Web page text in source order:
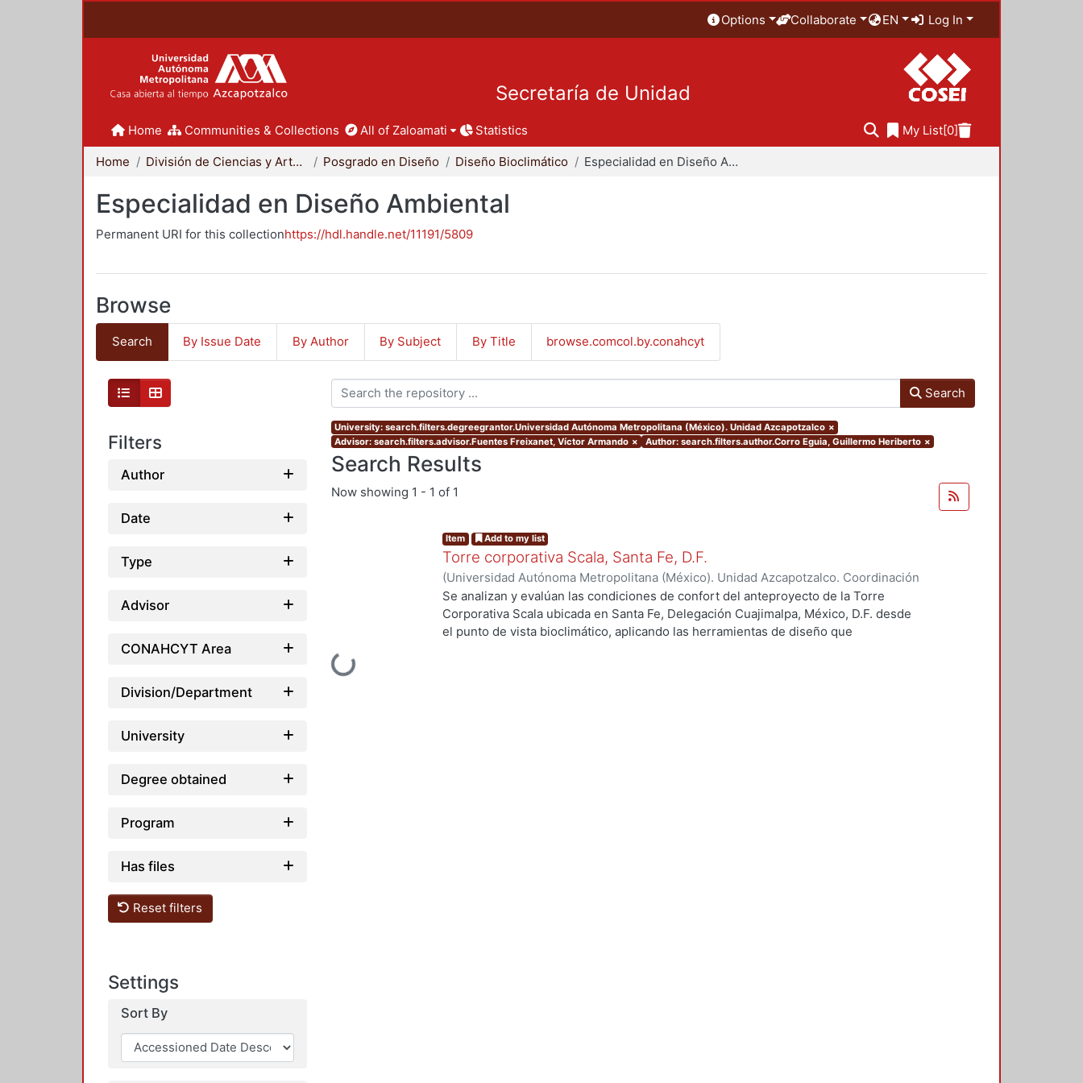
Options Collaborate EN Log In
Secretaría de Unidad
Home Communities & Collections All of Zaloamati Statistics My List[0]
Home División de Ciencias y Artes para el Diseño Posgrado en Diseño Diseño Bioclimático Especialidad en Diseño Ambiental
Especialidad en Diseño Ambiental
Permanent URI for this collectionhttps://hdl.handle.net/11191/5809
Browse
Search By Issue Date By Author By Subject By Title browse.comcol.by.conahcyt
Filters
Author
Date
Type
Advisor
CONAHCYT Area
Division/Department
University
Degree obtained
Program
Has files
Reset filters
Settings
Sort By
Search
University: search.filters.degreegrantor.Universidad Autónoma Metropolitana (México). Unidad Azcapotzalco ×
Advisor: search.filters.advisor.Fuentes Freixanet, Víctor Armando × Author: search.filters.author.Corro Eguia, Guillermo Heriberto ×
Search Results
Now showing 1 - 1 of 1
Loading...
Item Add to my list
Torre corporativa Scala, Santa Fe, D.F.
(Universidad Autónoma Metropolitana (México). Unidad Azcapotzalco. Coordinación
de Servicios de Información.,1999)Corro Eguia, Guillermo Heriberto
Se analizan y evalúan las condiciones de confort del anteproyecto de la Torre
Corporativa Scala ubicada en Santa Fe, Delegación Cuajimalpa, México, D.F. desde
el punto de vista bioclimático, aplicando las herramientas de diseño que